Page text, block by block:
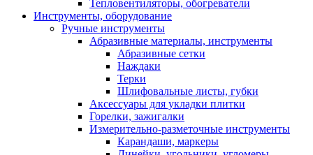
Тепловентиляторы, обогреватели
Инструменты, оборудование
Ручные инструменты
Абразивные материалы, инструменты
Абразивные сетки
Наждаки
Терки
Шлифовальные листы, губки
Аксессуары для укладки плитки
Горелки, зажигалки
Измерительно-разметочные инструменты
Карандаши, маркеры